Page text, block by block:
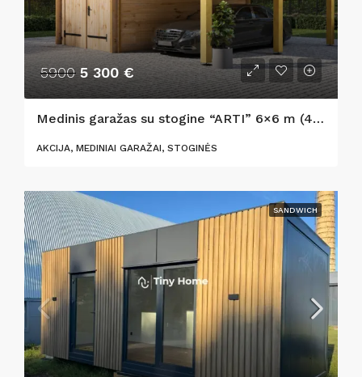
59005 300 €
Medinis garažas su stogine “ARTI” 6×6 m (44 mm)
AKCIJA, MEDINIAI GARAŽAI, STOGINĖS
SANDWICH